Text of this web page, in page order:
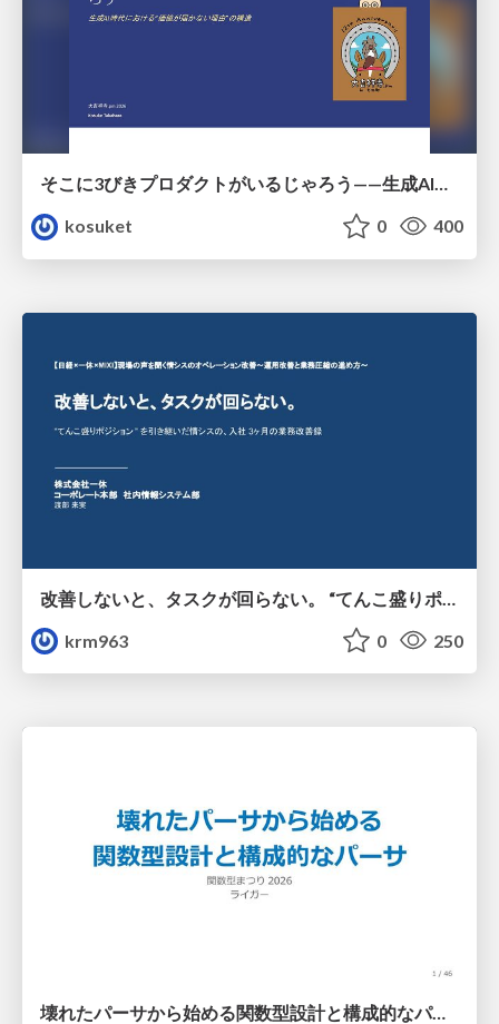
そこに3びきプロダクトがいるじゃろう——生成AI時代における“価値が届かない理由”の構造
kosuket
0 400
krm963
0 250
壊れたパーサから始める関数型設計と構成的なパーサ #fp_matsuri